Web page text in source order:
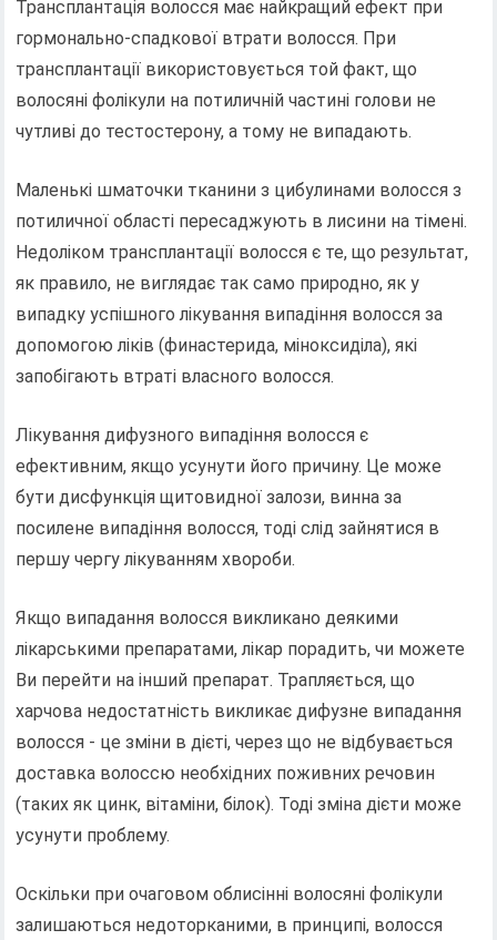
Трансплантація волосся має найкращий ефект при
гормонально-спадкової втрати волосся. При
трансплантації використовується той факт, що
волосяні фолікули на потиличній частині голови не
чутливі до тестостерону, а тому не випадають.
Маленькі шматочки тканини з цибулинами волосся з
потиличної області пересаджують в лисини на тімені.
Недоліком трансплантації волосся є те, що результат,
як правило, не виглядає так само природно, як у
випадку успішного лікування випадіння волосся за
допомогою ліків (финастерида, міноксиділа), які
запобігають втраті власного волосся.
Лікування дифузного випадіння волосся є
ефективним, якщо усунути його причину. Це може
бути дисфункція щитовидної залози, винна за
посилене випадіння волосся, тоді слід зайнятися в
першу чергу лікуванням хвороби.
Якщо випадання волосся викликано деякими
лікарськими препаратами, лікар порадить, чи можете
Ви перейти на інший препарат. Трапляється, що
харчова недостатність викликає дифузне випадання
волосся - це зміни в дієті, через що не відбувається
доставка волоссю необхідних поживних речовин
(таких як цинк, вітаміни, білок). Тоді зміна дієти може
усунути проблему.
Оскільки при очаговом облисінні волосяні фолікули
залишаються недоторканими, в принципі, волосся